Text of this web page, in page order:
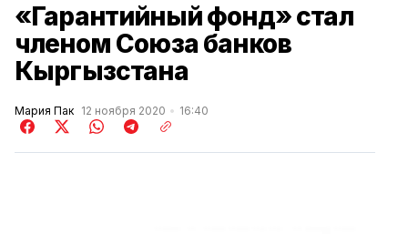
«Гарантийный фонд» стал
членом Союза банков
Кыргызстана
Мария Пак 12 ноября 2020 16:40